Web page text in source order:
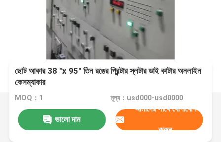
ছোট আকার 38 "x 95" তিন রঙের প্রিন্টার স্লটার ডাই কাটার অনলাইন
কেসম্যাকার
MOQ：1 মূল্য：usd000-usd0000
ভালো দাম
আমাদের সাথে যোগাযোগ
করুন